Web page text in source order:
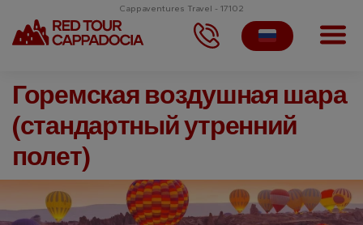
Cappaventures Travel - 17102
Горемская воздушная шара
(стандартный утренний
полет)